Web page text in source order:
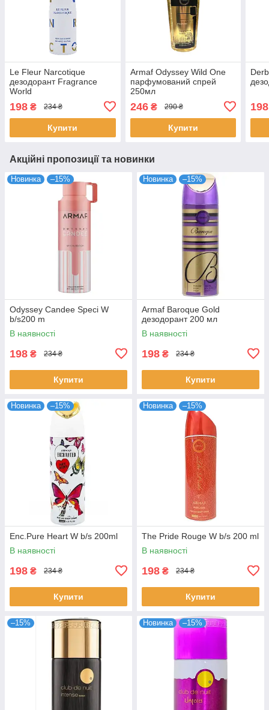
Le Fleur Narcotique
дезодорант Fragrance
World
198 ₴ 234 ₴
Купити
Armaf Odyssey Wild One
парфумований спрей
250мл
246₴ 290 ₴
Купити
198
Акційні пропозиції та новинки
Новинка –15%
Odyssey Candee Speci W
b/s200 m
В наявності
198 ₴ 234 ₴
Купити
Новинка –15%
Armaf Baroque Gold
дезодорант 200 мл
В наявності
198 ₴ 234 ₴
Купити
Новинка –15%
Enc.Pure Heart W b/s 200ml
В наявності
198 ₴ 234 ₴
Купити
Новинка –15%
The Pride Rouge W b/s 200 ml
В наявності
198 ₴ 234 ₴
Купити
–15% Новинка –15%